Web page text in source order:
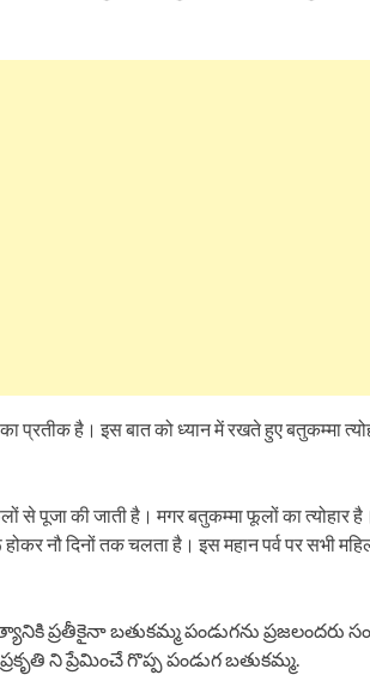
प्रतीक है। इस बात को ध्यान में रखते हुए बतुकम्मा
से पूजा की जाती है। मगर बतुकम्मा फूलों का त्योहार
नौ दिनों तक चलता है। इस महान पर्व पर सभी
ప్రతీకైనా బతుకమ్మ పండుగను ప్రజలందరు
ని ప్రేమించే గొప్ప పండుగ బతుకమ్మ.